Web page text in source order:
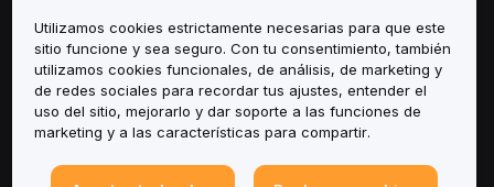
Servicios
Soporte
Productos
Utilizamos cookies estrictamente necesarias para que este
sitio funcione y sea seguro. Con tu consentimiento, también
utilizamos cookies funcionales, de análisis, de marketing y
de redes sociales para recordar tus ajustes, entender el
uso del sitio, mejorarlo y dar soporte a las funciones de
marketing y a las características para compartir.